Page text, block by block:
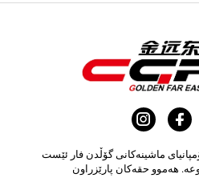
مالیەتی © ٢٠٢٦ کۆمپانیای ماشینەکانی گۆڵدن فار ئێست